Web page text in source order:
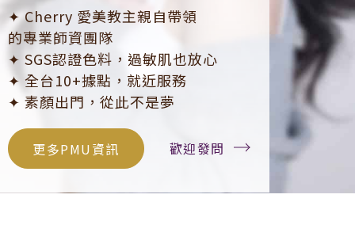
✦ Cherry 愛美教主親自帶領
的專業師資團隊
✦ SGS認證色料，過敏肌也放心
✦ 全台10+據點，就近服務
✦ 素顏出門，從此不是夢
更多PMU資訊 歡迎發問